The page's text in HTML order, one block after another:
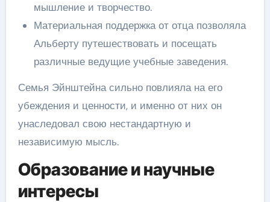
мышление и творчество.
Материальная поддержка от отца позволяла
Альберту путешествовать и посещать
различные ведущие учебные заведения.
Семья Эйнштейна сильно повлияла на его
убеждения и ценности, и именно от них он
унаследовал свою нестандартную и
независимую мысль.
Образование и научные
интересы